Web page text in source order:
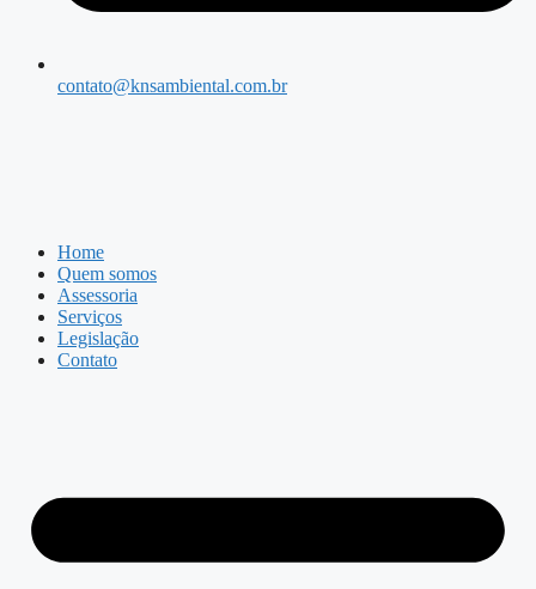
contato@knsambiental.com.br
Home
Quem somos
Assessoria
Serviços
Legislação
Contato